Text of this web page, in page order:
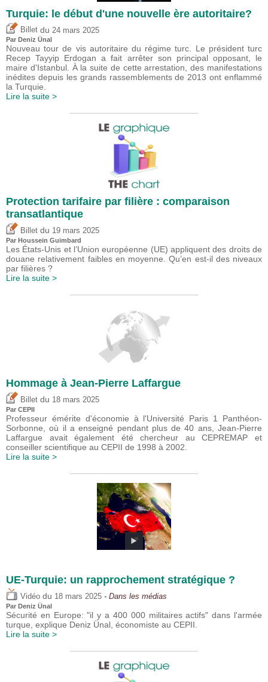
Turquie: le début d'une nouvelle ère autoritaire?
Billet du 24 mars 2025
Par Deniz Ünal
Nouveau tour de vis autoritaire du régime turc. Le président turc
Recep Tayyip Erdogan a fait arrêter son principal opposant, le
maire d'Istanbul. À la suite de cette arrestation, des manifestations
inédites depuis les grands rassemblements de 2013 ont enflammé
la Turquie.
Lire la suite >
Protection tarifaire par filière : comparaison
transatlantique
Billet du 19 mars 2025
Par Houssein Guimbard
Les États-Unis et l’Union européenne (UE) appliquent des droits de
douane relativement faibles en moyenne. Qu’en est-il des niveaux
par filières ?
Lire la suite >
Hommage à Jean-Pierre Laffargue
Billet du 18 mars 2025
Par CEPII
Professeur émérite d'économie à l'Université Paris 1 Panthéon-
Sorbonne, où il a enseigné pendant plus de 40 ans, Jean-Pierre
Laffargue avait également été chercheur au CEPREMAP et
conseiller scientifique au CEPII de 1998 à 2002.
Lire la suite >
UE-Turquie: un rapprochement stratégique ?
Vidéo du 18 mars 2025 - Dans les médias
Par Deniz Ünal
Sécurité en Europe: "il y a 400 000 militaires actifs" dans l'armée
turque, explique Deniz Ünal, économiste au CEPII.
Lire la suite >